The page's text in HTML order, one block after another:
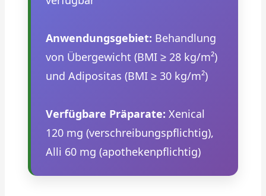
Anwendungsgebiet: Behandlung
von Übergewicht (BMI ≥ 28 kg/m²)
und Adipositas (BMI ≥ 30 kg/m²)
Verfügbare Präparate: Xenical
120 mg (verschreibungspflichtig),
Alli 60 mg (apothekenpflichtig)